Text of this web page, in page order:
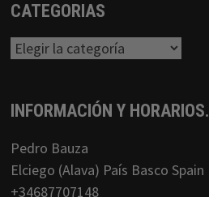
CATEGORIAS
Categorias
INFORMACIÓN Y HORARIOS.
Pedro Bauza
Elciego (Alava) País Basco Spain
+34687707148